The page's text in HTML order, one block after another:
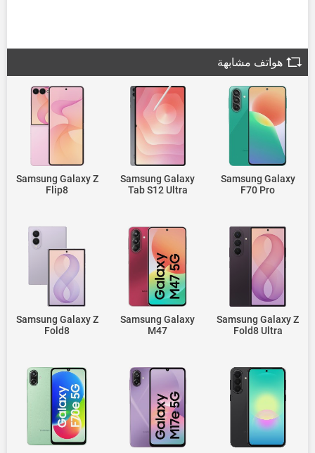
هواتف مشابهة
Samsung Galaxy
F70 Pro
Samsung Galaxy
Tab S12 Ultra
Samsung Galaxy Z
Flip8
Samsung Galaxy Z
Fold8 Ultra
Samsung Galaxy
M47
Samsung Galaxy Z
Fold8